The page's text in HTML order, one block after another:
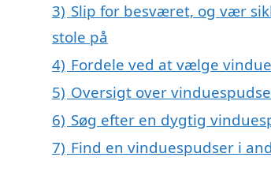
3) Slip for besværet, og vær
stole på
4) Fordele ved at vælge
5) Oversigt over
6) Søg efter en dygtig
7) Find en vinduespudser i